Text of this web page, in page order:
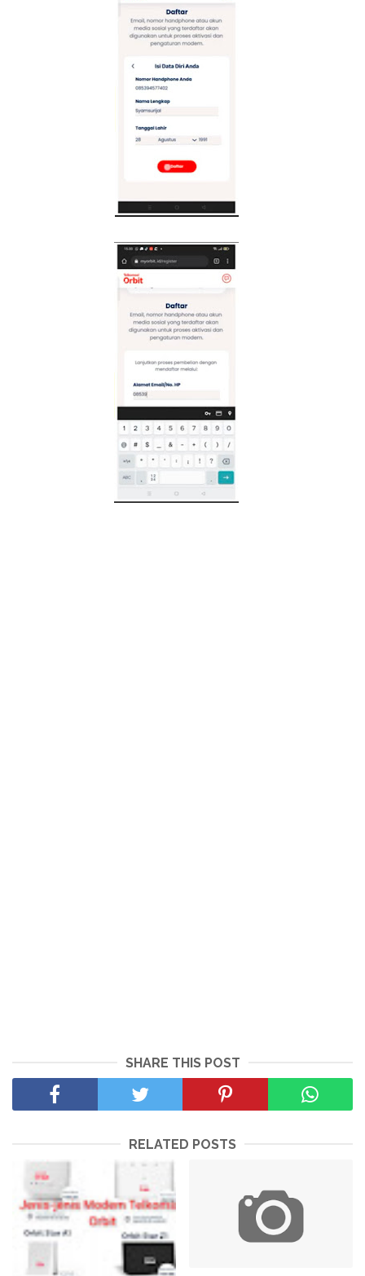
SHARE THIS POST
RELATED POSTS